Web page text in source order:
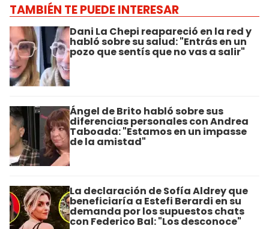
TAMBIÉN TE PUEDE INTERESAR
Dani La Chepi reapareció en la red y
habló sobre su salud: "Entrás en un
pozo que sentís que no vas a salir"
Ángel de Brito habló sobre sus
diferencias personales con Andrea
Taboada: "Estamos en un impasse
de la amistad"
La declaración de Sofía Aldrey que
beneficiaría a Estefi Berardi en su
demanda por los supuestos chats
con Federico Bal: "Los desconoce"